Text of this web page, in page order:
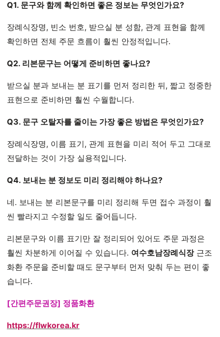
Q1. 문구와 함께 확인하면 좋은 정보는 무엇인가요?
장례식장명, 빈소 번호, 받으실 분 성함, 관계 표현을 함께
확인하면 전체 주문 흐름이 훨씬 안정적입니다.
Q2. 리본문구는 어떻게 준비하면 좋나요?
받으실 분과 보내는 분 표기를 먼저 정리한 뒤, 짧고 정중한
표현으로 준비하면 훨씬 수월합니다.
Q3. 문구 오탈자를 줄이는 가장 좋은 방법은 무엇인가요?
장례식장명, 이름 표기, 관계 표현을 미리 적어 두고 그대로
전달하는 것이 가장 실용적입니다.
Q4. 보내는 분 정보도 미리 정리해야 하나요?
네. 보내는 분 리본문구를 미리 정리해 두면 접수 과정이 훨
씬 빨라지고 수정할 일도 줄어듭니다.
리본문구와 이름 표기만 잘 정리되어 있어도 주문 과정은
훨씬 차분하게 이어질 수 있습니다. 여수호남장례식장근조
화환 주문을 준비할 때도 문구부터 먼저 맞춰 두는 편이 좋
습니다.
[간편주문권장] 정품화환
https://flwkorea.kr